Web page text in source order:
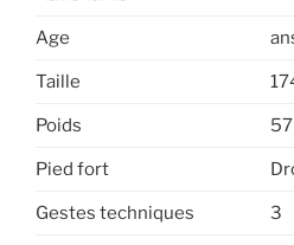
Age
Taille
Poids
Pied fort
Gestes techniques 3